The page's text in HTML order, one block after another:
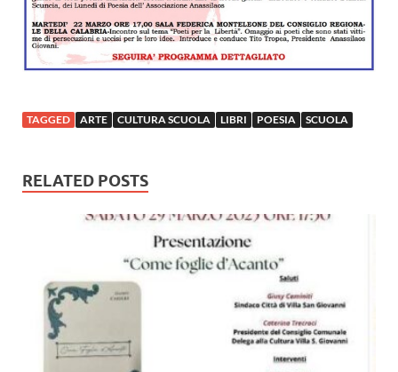
TAGGED ARTE CULTURA SCUOLA LIBRI POESIA SCUOLA
RELATED POSTS